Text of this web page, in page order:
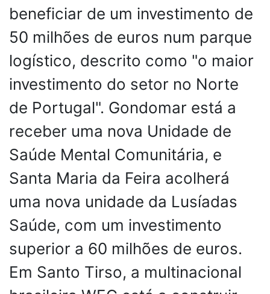
beneficiar de um investimento de
50 milhões de euros num parque
logístico, descrito como "o maior
investimento do setor no Norte
de Portugal". Gondomar está a
receber uma nova Unidade de
Saúde Mental Comunitária, e
Santa Maria da Feira acolherá
uma nova unidade da Lusíadas
Saúde, com um investimento
superior a 60 milhões de euros.
Em Santo Tirso, a multinacional